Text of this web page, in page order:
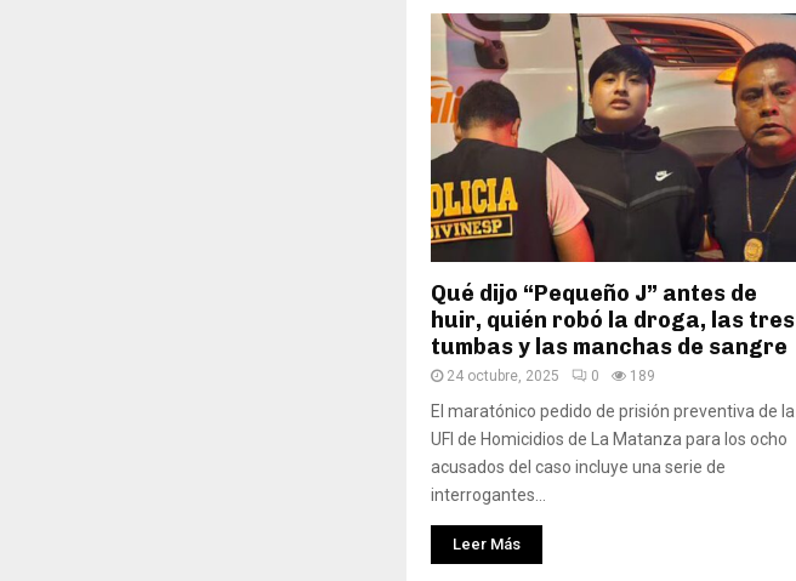
Qué dijo “Pequeño J” antes de
huir, quién robó la droga, las tres
tumbas y las manchas de sangre
24 octubre, 2025 0 189
El maratónico pedido de prisión preventiva de la
UFI de Homicidios de La Matanza para los ocho
acusados del caso incluye una serie de
interrogantes...
Leer Más